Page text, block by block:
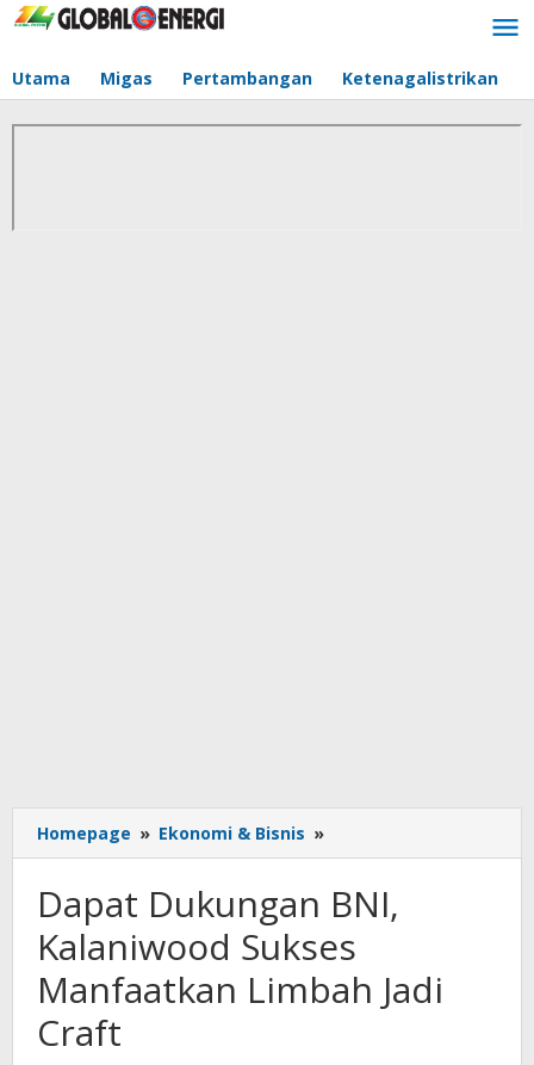
Lewati
Utama Migas Pertambangan Ketenagalistrikan
Homepage » Ekonomi & Bisnis »
Dukungan
Kalaniwood
Manfaatkan
Limbah
Jadi
Dapat Dukungan BNI,
Kalaniwood Sukses
Manfaatkan Limbah Jadi
Craft